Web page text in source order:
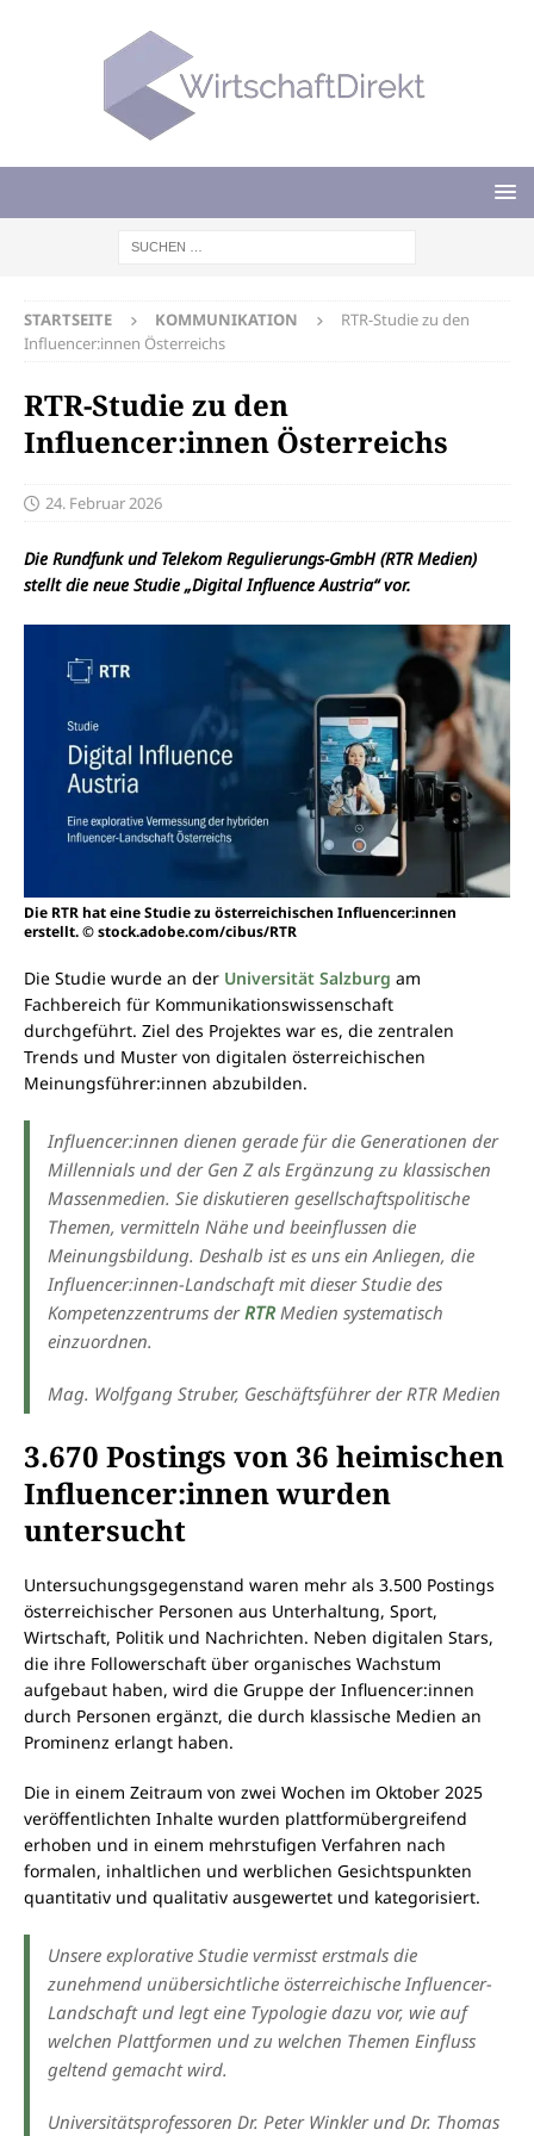
STARTSEITE KOMMUNIKATION
RTR-Studie zu den
Influencer:innen Österreichs
RTR-Studie zu den
Influencer:innen Österreichs
24. Februar 2026
Die Rundfunk und Telekom Regulierungs-GmbH (RTR Medien)
stellt die neue Studie „Digital Influence Austria“ vor.
Die RTR hat eine Studie zu österreichischen Influencer:innen
erstellt. © stock.adobe.com/cibus/RTR
Die Studie wurde an der Universität Salzburg am
Fachbereich für Kommunikationswissenschaft
durchgeführt. Ziel des Projektes war es, die zentralen
Trends und Muster von digitalen österreichischen
Meinungsführer:innen abzubilden.
Influencer:innen dienen gerade für die Generationen der
Millennials und der Gen Z als Ergänzung zu klassischen
Massenmedien. Sie diskutieren gesellschaftspolitische
Themen, vermitteln Nähe und beeinflussen die
Meinungsbildung. Deshalb ist es uns ein Anliegen, die
Influencer:innen-Landschaft mit dieser Studie des
Kompetenzzentrums derRTR Medien systematisch
einzuordnen.
Mag. Wolfgang Struber, Geschäftsführer der RTR Medien
3.670 Postings von 36 heimischen
Influencer:innen wurden
untersucht
Untersuchungsgegenstand waren mehr als 3.500 Postings
österreichischer Personen aus Unterhaltung, Sport,
Wirtschaft, Politik und Nachrichten. Neben digitalen Stars,
die ihre Followerschaft über organisches Wachstum
aufgebaut haben, wird die Gruppe der Influencer:innen
durch Personen ergänzt, die durch klassische Medien an
Prominenz erlangt haben.
Die in einem Zeitraum von zwei Wochen im Oktober 2025
veröffentlichten Inhalte wurden plattformübergreifend
erhoben und in einem mehrstufigen Verfahren nach
formalen, inhaltlichen und werblichen Gesichtspunkten
quantitativ und qualitativ ausgewertet und kategorisiert.
Unsere explorative Studie vermisst erstmals die
zunehmend unübersichtliche österreichische Influencer-
Landschaft und legt eine Typologie dazu vor, wie auf
welchen Plattformen und zu welchen Themen Einfluss
geltend gemacht wird.
Universitätsprofessoren Dr. Peter Winkler und Dr. Thomas